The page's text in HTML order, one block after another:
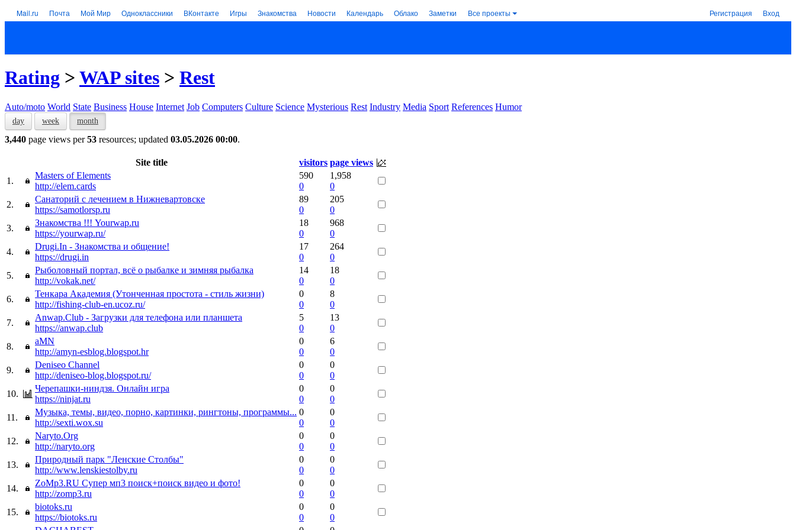
Mail.ru Почта Мой Мир Одноклассники ВКонтакте Игры Знакомства Новости Календарь Облако Заметки Все проекты Регистрация Вход
Rating > WAP sites > Rest
Auto/moto World State Business House Internet Job Computers Culture Science Mysterious Rest Industry Media Sport References Humor
day week month
3,440 page views per53 resources; updated 03.05.2026 00:00.
Site title visitors page views
1.
Masters of Elements
http://elem.cards
590
0
1,958
0
2.
Санаторий с лечением в Нижневартовске
https://samotlorsp.ru
89
0
205
0
3.
Знакомства !!! Yourwap.ru
https://yourwap.ru/
18
0
968
0
4.
Drugi.In - Знакомства и общение!
https://drugi.in
17
0
264
0
5.
Рыболовный портал, всё о рыбалке и зимняя рыбалка
http://vokak.net/
14
0
18
0
6.
Тенкара Академия (Утонченная простота - стиль жизни)
http://fishing-club-en.ucoz.ru/
0
0
8
0
7.
Anwap.Club - Загрузки для телефона или планшета
https://anwap.club
5
0
13
0
8.
aMN
http://amyn-esblog.blogspot.hr
0
0
6
0
9.
Deniseo Channel
http://deniseo-blog.blogspot.ru/
0
0
0
0
10.
Черепашки-ниндзя. Онлайн игра
https://ninjat.ru
0
0
0
0
11.
Музыка, темы, видео, порно, картинки, рингтоны, программы...
http://sexti.wox.su
0
0
0
0
12.
Naryto.Org
http://naryto.org
0
0
0
0
13.
Природный парк "Ленские Столбы"
http://www.lenskiestolby.ru
0
0
0
0
14.
ZoMp3.RU Супер мп3 поиск+поиск видео и фото!
http://zomp3.ru
0
0
0
0
15.
biotoks.ru
https://biotoks.ru
0
0
0
0